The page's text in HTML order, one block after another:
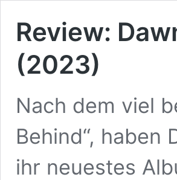
Review:
(2023)
Nach dem viel
Behind“, haben
ihr neuestes